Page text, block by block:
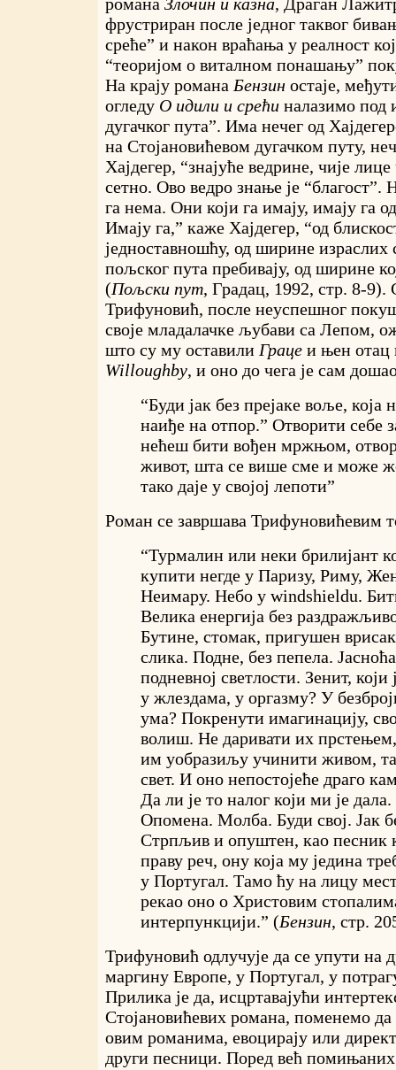
фрустриран после једног таквог
среће” и након враћања у реалност
“теоријом о виталном понашању”
На крају романа Бензин остаје,
огледу О идили и срећи налазимо под
дугачког пута”. Има нечег од
на Стојановићевом дугачком путу,
Хајдегер, “знајуће ведрине, чије лице
сетно. Ово ведро знање је “благост”.
га нема. Они који га имају, имају га
Имају га,” каже Хајдегер, “од
једноставношћу, од ширине израслих
пољског пута пребивају, од ширине
(Пољски пут, Градац, 1992, стр. 8-9).
Трифуновић, после неуспешног
своје младалачке љубави са Лепом,
што су му оставили Граце и њен отац
Willoughby, и оно до чега је сам
“Буди јак без прејаке воље,
наиђе на отпор.” Отворити себе
нећеш бити вођен мржњом,
живот, шта се више сме и може
тако даје у својој лепоти”
Роман се завршава Трифуновићевим
“Турмалин или неки брилијант
купити негде у Паризу, Риму,
Неимару. Небо у windshieldu.
Велика енергија без
Бутине, стомак, пригушен
слика. Подне, без пепела.
подневној светлости. Зенит,
у жлездама, у оргазму? У
ума? Покренути имагинацију,
волиш. Не даривати их
им уобразиљу учинити живом,
свет. И оно непостојеће драго
Да ли је то налог који ми је
Опомена. Молба. Буди свој. Јак
Стрпљив и опуштен, као песник
праву реч, ону која му једина
у Португал. Тамо ћу на лицу
рекао оно о Христовим
интерпункцији.” (Бензин, стр.
Трифуновић одлучује да се упути на
маргину Европе, у Португал, у
Прилика је да, исцртавајући
Стојановићевих романа, поменемо
овим романима, евоцирају или
други песници. Поред већ помињаних